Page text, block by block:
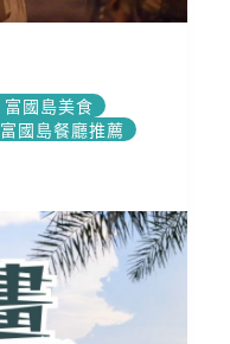
富國島美食
富國島餐廳推薦